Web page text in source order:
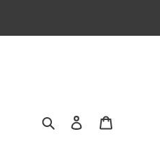
Tìm kiếmĐăng nhập